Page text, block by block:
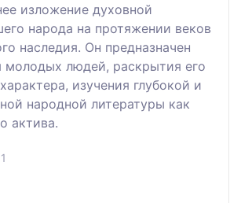
изложение духовной
народа на протяжении веков
наследия. Он предназначен
молодых людей, раскрытия его
изучения глубокой и
народной литературы как
актива.